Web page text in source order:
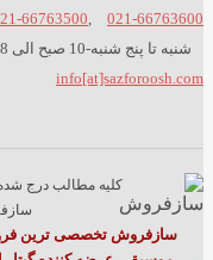
021-66763600
66763500
شنبه تا پنج شنبه-10 صبح الی 8 شب
info[at]sazforoosh.com
کلیه مطالب درج
سازفروش تخصصی ترین